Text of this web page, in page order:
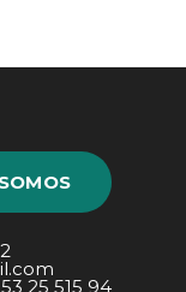
25 515 94